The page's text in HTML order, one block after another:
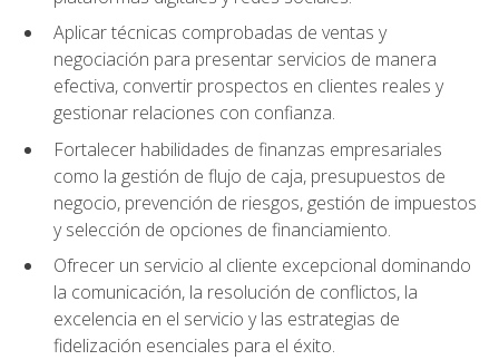
Aplicar técnicas comprobadas de ventas y
negociación para presentar servicios de manera
efectiva, convertir prospectos en clientes reales y
gestionar relaciones con confianza.
Fortalecer habilidades de finanzas empresariales
como la gestión de flujo de caja, presupuestos de
negocio, prevención de riesgos, gestión de impuestos
y selección de opciones de financiamiento.
Ofrecer un servicio al cliente excepcional dominando
la comunicación, la resolución de conflictos, la
excelencia en el servicio y las estrategias de
fidelización esenciales para el éxito.